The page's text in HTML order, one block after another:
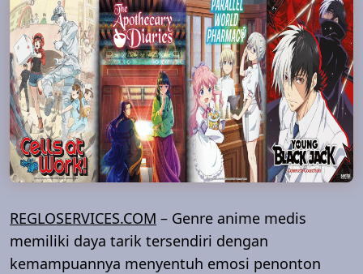
REGLOSERVICES.COM – Genre anime medis
memiliki daya tarik tersendiri dengan
kemampuannya menyentuh emosi penonton